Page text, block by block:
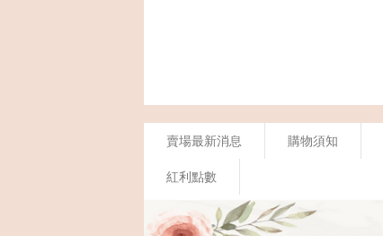
賣場最新消息 購物須知
紅利點數